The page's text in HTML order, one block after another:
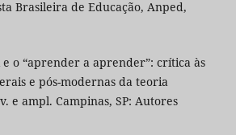
Brasileira de Educação, Anped,
e o “aprender a aprender”: crítica às
e pós-modernas da teoria
e ampl. Campinas, SP: Autores